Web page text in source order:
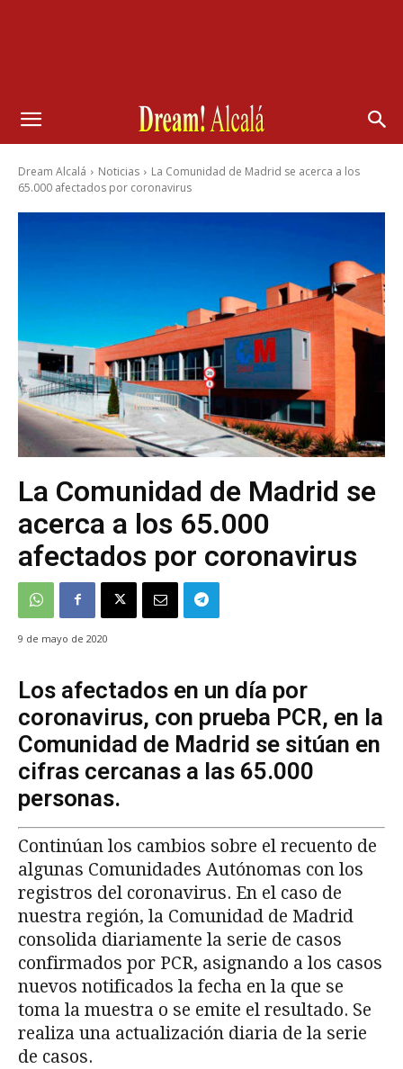
Dream Alcalá Noticias
La Comunidad de Madrid se acerca a los
65.000 afectados por coronavirus
La Comunidad de Madrid se
acerca a los 65.000
afectados por coronavirus
9 de mayo de 2020
Los afectados en un día por
coronavirus, con prueba PCR, en la
Comunidad de Madrid se sitúan en
cifras cercanas a las 65.000
personas.
Continúan los cambios sobre el recuento de
algunas Comunidades Autónomas con los
registros del coronavirus. En el caso de
nuestra región, la Comunidad de Madrid
consolida diariamente la serie de casos
confirmados por PCR, asignando a los casos
nuevos notificados la fecha en la que se
toma la muestra o se emite el resultado. Se
realiza una actualización diaria de la serie
de casos.